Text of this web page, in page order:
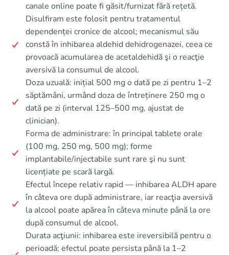
canale online poate fi găsit/furnizat fără rețetă.
Disulfiram este folosit pentru tratamentul
dependenței cronice de alcool; mecanismul său
constă în inhibarea aldehid dehidrogenazei, ceea ce
provoacă acumularea de acetaldehidă şi o reacţie
aversivă la consumul de alcool.
Doza uzuală: inițial 500 mg o dată pe zi pentru 1–2
săptămâni, urmând doza de întreținere 250 mg o
dată pe zi (interval 125–500 mg, ajustat de
clinician).
Forma de administrare: în principal tablete orale
(100 mg, 250 mg, 500 mg); forme
implantabile/injectabile sunt rare şi nu sunt
licențiate pe scară largă.
Efectul începe relativ rapid — inhibarea ALDH apare
în câteva ore după administrare, iar reacţia aversivă
la alcool poate apărea în câteva minute până la ore
după consumul de alcool.
Durata acţiunii: inhibarea este ireversibilă pentru o
perioadă; efectul poate persista până la 1–2